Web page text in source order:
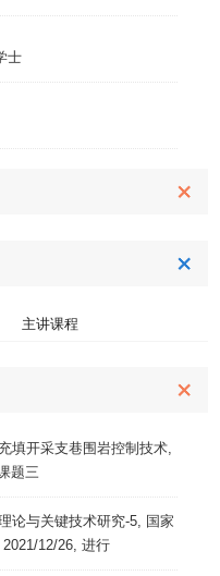
士
主讲课程
填开采支巷围岩控制技术,
题三
论与关键技术研究-5, 国家
12/26, 进行